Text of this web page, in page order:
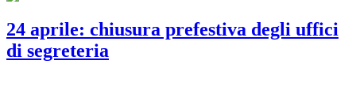
24 aprile: chiusura prefestiva degli uffici
di segreteria